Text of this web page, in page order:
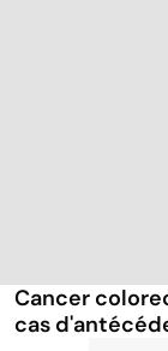
Cancer
cas